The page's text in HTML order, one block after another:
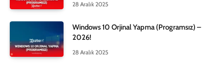
28 Aralık 2025
Windows 10 Orjinal Yapma (Programsız) –
2026!
28 Aralık 2025